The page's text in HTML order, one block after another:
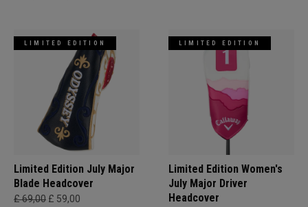
LIMITED EDITION
Limited Edition July Major
Blade Headcover
£ 69,00 £ 59,00
LIMITED EDITION
Limited Edition Women's
July Major Driver
Headcover